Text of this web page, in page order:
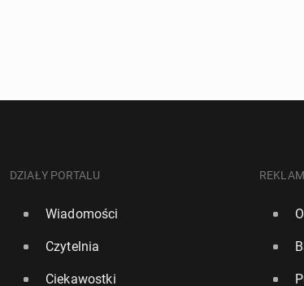
To uro­kli­we bry­tyj­skie mia­stecz­ko za­chwy­ca
DZIAŁY PORTALU
Wiadomości
Czytelnia
Ciekawostki